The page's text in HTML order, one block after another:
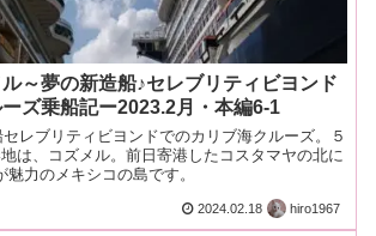
～夢の新造船♪セレブリティビヨンド
ズ乗船記ー2023.2月・本編6-1
レブリティビヨンドでのカリブ海クルーズ。５
は、コズメル。前日寄港したコスタマヤの北に
力のメキシコの島です。
2024.02.18 hiro1967